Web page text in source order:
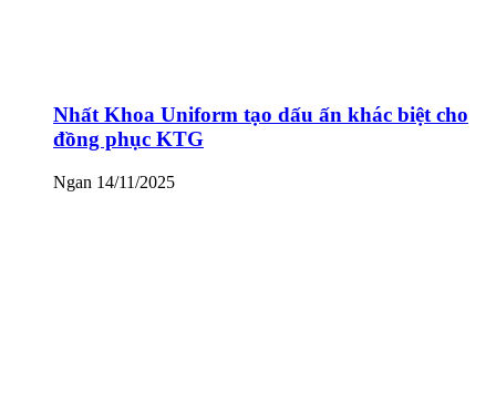
Nhất Khoa Uniform tạo dấu ấn khác biệt cho
đồng phục KTG
Ngan 14/11/2025